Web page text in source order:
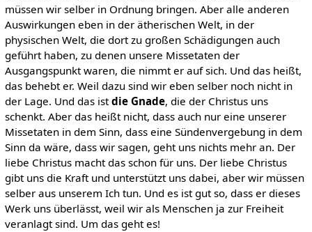
müssen wir selber in Ordnung bringen. Aber alle anderen
Auswirkungen eben in der ätherischen Welt, in der
physischen Welt, die dort zu großen Schädigungen auch
geführt haben, zu denen unsere Missetaten der
Ausgangspunkt waren, die nimmt er auf sich. Und das heißt,
das behebt er. Weil dazu sind wir eben selber noch nicht in
der Lage. Und das istdie Gnade, die der Christus uns
schenkt. Aber das heißt nicht, dass auch nur eine unserer
Missetaten in dem Sinn, dass eine Sündenvergebung in dem
Sinn da wäre, dass wir sagen, geht uns nichts mehr an. Der
liebe Christus macht das schon für uns. Der liebe Christus
gibt uns die Kraft und unterstützt uns dabei, aber wir müssen
selber aus unserem Ich tun. Und es ist gut so, dass er dieses
Werk uns überlässt, weil wir als Menschen ja zur Freiheit
veranlagt sind. Um das geht es!